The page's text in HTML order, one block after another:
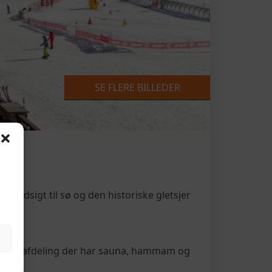
SE FLERE BILLEDER
til sø og den historiske gletsjer
der har sauna, hammam og